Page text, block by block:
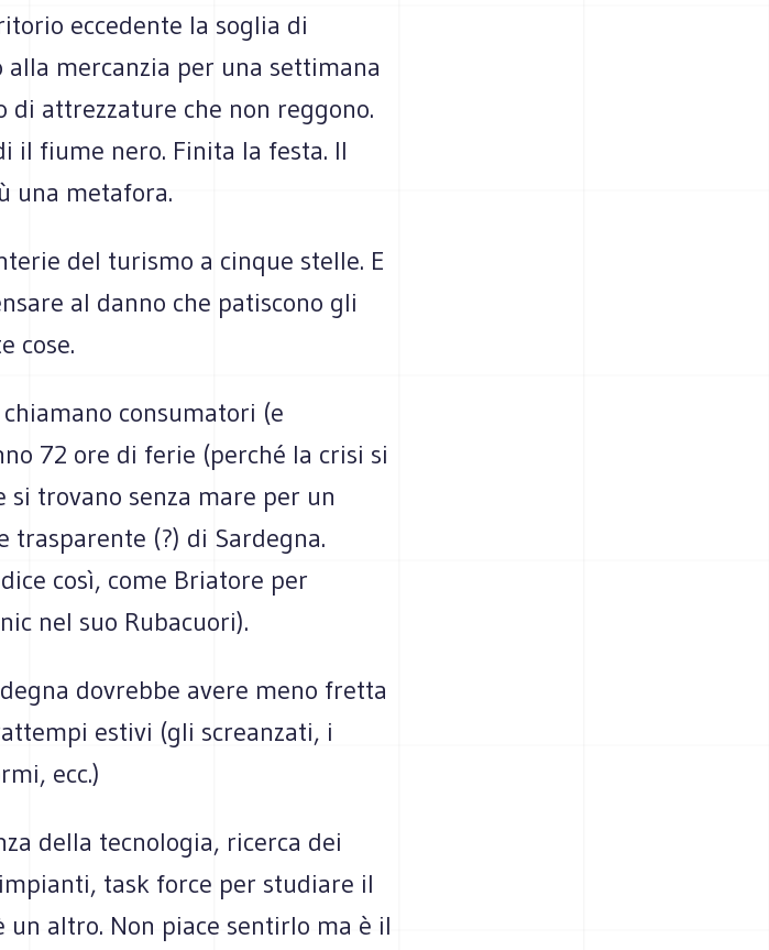
eccedente la soglia di
mercanzia per una settimana
attrezzature che non reggono.
il fiume nero. Finita la festa. Il
una metafora.
del turismo a cinque stelle. E
al danno che patiscono gli
cose.
consumatori (e
72 ore di ferie (perché la crisi si
si trovano senza mare per un
trasparente (?) di Sardegna.
così, come Briatore per
nel suo Rubacuori).
dovrebbe avere meno fretta
estivi (gli screanzati, i
ecc.)
della tecnologia, ricerca dei
task force per studiare il
un altro. Non piace sentirlo ma è il